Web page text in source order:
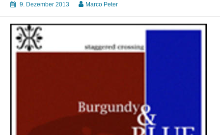
9. Dezember 2013 Marco Peter